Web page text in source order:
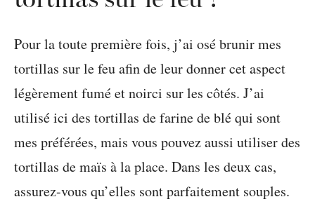
Pour la toute première fois, j’ai osé brunir mes
tortillas sur le feu afin de leur donner cet aspect
légèrement fumé et noirci sur les côtés. J’ai
utilisé ici des tortillas de farine de blé qui sont
mes préférées, mais vous pouvez aussi utiliser des
tortillas de maïs à la place. Dans les deux cas,
assurez-vous qu’elles sont parfaitement souples.